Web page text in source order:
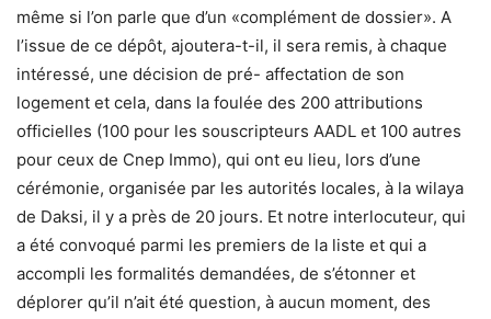
même si l’on parle que d’un «complément de dossier». A
l’issue de ce dépôt, ajoutera-t-il, il sera remis, à chaque
intéressé, une décision de pré- affectation de son
logement et cela, dans la foulée des 200 attributions
officielles (100 pour les souscripteurs AADL et 100 autres
pour ceux de Cnep Immo), qui ont eu lieu, lors d’une
cérémonie, organisée par les autorités locales, à la wilaya
de Daksi, il y a près de 20 jours. Et notre interlocuteur, qui
a été convoqué parmi les premiers de la liste et qui a
accompli les formalités demandées, de s’étonner et
déplorer qu’il n’ait été question, à aucun moment, des